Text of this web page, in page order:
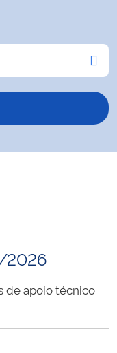
2026
de apoio técnico